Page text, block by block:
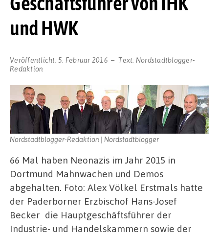
und HWK
Veröffentlicht:5. Februar 2016 Text: Nordstadtblogger-
Redaktion
Nordstadtblogger-Redaktion | Nordstadtblogger
66 Mal haben Neonazis im Jahr 2015 in
Dortmund Mahnwachen und Demos
abgehalten. Foto: Alex Völkel Erstmals hatte
der Paderborner Erzbischof Hans-Josef
Becker die Hauptgeschäftsführer der
Industrie- und Handelskammern sowie der